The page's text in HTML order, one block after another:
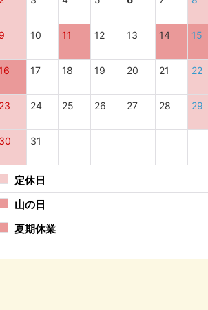
10 11 12 13 14 15
17 18 19 20 21 22
24 25 26 27 28 29
31
定休日
山の日
夏期休業